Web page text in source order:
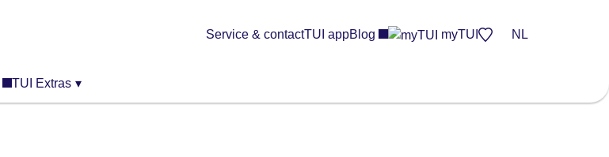
TUI Extras ▾
Service & contactTUI appBlog myTUI NL